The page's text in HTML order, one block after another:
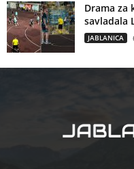
Drama za
savladala
JABLANICA